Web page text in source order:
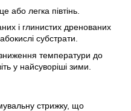
або легка півтінь.
і глинистих дренованих
субстрати.
температури до
у найсуворіші зими.
стрижку, що